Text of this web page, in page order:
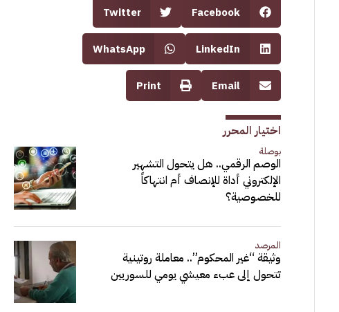
Facebook
Twitter
LinkedIn
WhatsApp
Email
Print
اختيار المحرر
بوصلة
الوصم الرقمي.. هل يتحول التشهير
الإلكتروني أداة للإنصاف أم انتهاكاً
للخصوصية؟
المرصد
وثيقة “غير المحكوم”.. معاملة روتينية
تتحول إلى عبء معيشي يومي للسوريين